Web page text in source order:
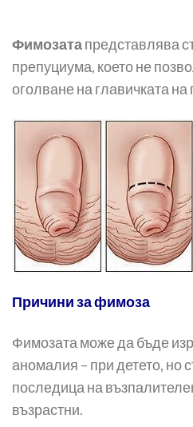
Фимозатапредставлява
препуциума, което не
оголване на главичката на
Причини за фимоза
Фимозата може да бъде
аномалия – при детето, но
последица на
възрастни.